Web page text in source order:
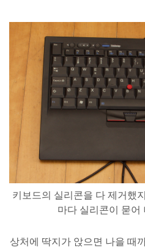
키보드의 실리콘을 다 제거했
마다 실리콘이 묻어
상처에 딱지가 앉으면 나을 때